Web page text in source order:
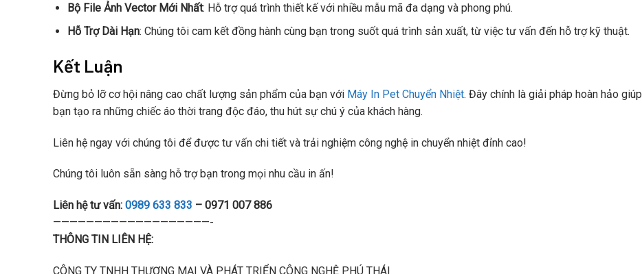
Bộ File Ảnh Vector Mới Nhất: Hỗ trợ quá trình thiết kế với nhiều mẫu mã đa dạng và phong phú.
Hỗ Trợ Dài Hạn: Chúng tôi cam kết đồng hành cùng bạn trong suốt quá trình sản xuất, từ việc tư vấn đến hỗ trợ kỹ thuật.
Kết Luận
Đừng bỏ lỡ cơ hội nâng cao chất lượng sản phẩm của bạn với Máy In Pet Chuyển Nhiệt. Đây chính là giải pháp hoàn hảo giúp
bạn tạo ra những chiếc áo thời trang độc đáo, thu hút sự chú ý của khách hàng.
Liên hệ ngay với chúng tôi để được tư vấn chi tiết và trải nghiệm công nghệ in chuyển nhiệt đỉnh cao!
Chúng tôi luôn sẵn sàng hỗ trợ bạn trong mọi nhu cầu in ấn!
Liên hệ tư vấn: 0989 633 833 – 0971 007 886
———————————————————-
THÔNG TIN LIÊN HỆ:
CÔNG TY TNHH THƯƠNG MẠI VÀ PHÁT TRIỂN CÔNG NGHỆ PHÚ THÁI